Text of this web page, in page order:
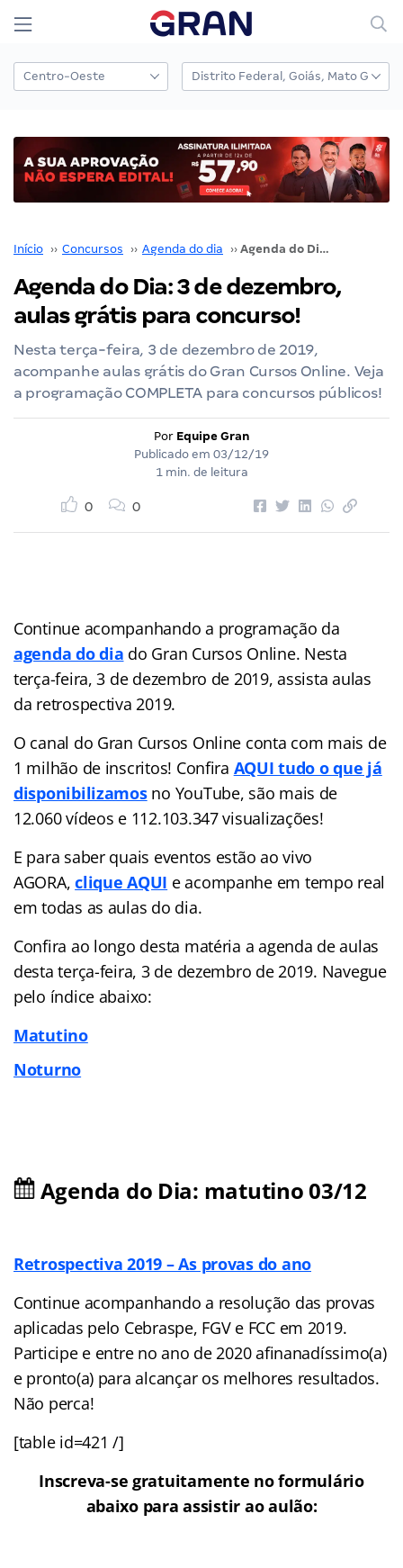
Início ›› Concursos ›› Agenda do dia ›› Agenda do Dia: 3 de dezembro, aulas grátis para concurso!
Agenda do Dia: 3 de dezembro,
aulas grátis para concurso!
Nesta terça-feira, 3 de dezembro de 2019,
acompanhe aulas grátis do Gran Cursos Online. Veja
a programação COMPLETA para concursos públicos!
Por Equipe Gran
Publicado em 03/12/19
1 min. de leitura
0 0
Continue acompanhando a programação da
agenda do dia do Gran Cursos Online. Nesta
terça-feira, 3 de dezembro de 2019, assista aulas
da retrospectiva 2019.
O canal do Gran Cursos Online conta com mais de
1 milhão de inscritos! Confira AQUI tudo o que já
disponibilizamosno YouTube, são mais de
12.060 vídeos e 112.103.347 visualizações!
E para saber quais eventos estão ao vivo
AGORA,clique AQUI e acompanhe em tempo real
em todas as aulas do dia.
Confira ao longo desta matéria a agenda de aulas
desta terça-feira, 3 de dezembro de 2019. Navegue
pelo índice abaixo:
Matutino
Noturno
Agenda do Dia: matutino 03/12
Retrospectiva 2019 – As provas do ano
Continue acompanhando a resolução das provas
aplicadas pelo Cebraspe, FGV e FCC em 2019.
Participe e entre no ano de 2020 afinanadíssimo(a)
e pronto(a) para alcançar os melhores resultados.
Não perca!
[table id=421 /]
Inscreva-se gratuitamente no formulário
abaixo para assistir ao aulão: